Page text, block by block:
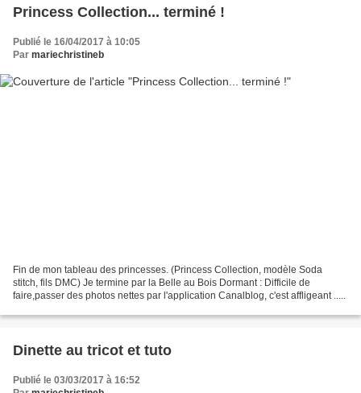
Princess Collection... terminé !
Publié le 16/04/2017 à 10:05
Par mariechristineb
Fin de mon tableau des princesses. (Princess Collection, modèle Soda
stitch, fils DMC) Je termine par la Belle au Bois Dormant : Difficile de
faire,passer des photos nettes par l'application Canalblog, c'est affligeant .....
Dinette au tricot et tuto
Publié le 03/03/2017 à 16:52